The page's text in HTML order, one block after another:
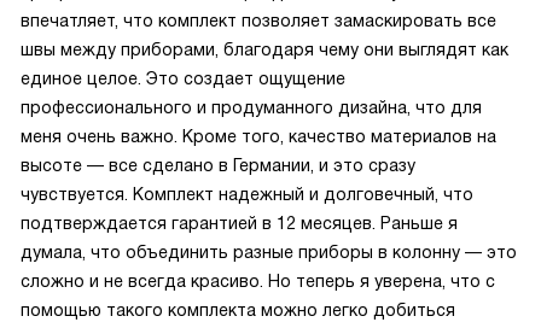
впечатляет, что комплект позволяет замаскировать все
швы между приборами, благодаря чему они выглядят как
единое целое. Это создает ощущение
профессионального и продуманного дизайна, что для
меня очень важно. Кроме того, качество материалов на
высоте — все сделано в Германии, и это сразу
чувствуется. Комплект надежный и долговечный, что
подтверждается гарантией в 12 месяцев. Раньше я
думала, что объединить разные приборы в колонну — это
сложно и не всегда красиво. Но теперь я уверена, что с
помощью такого комплекта можно легко добиться